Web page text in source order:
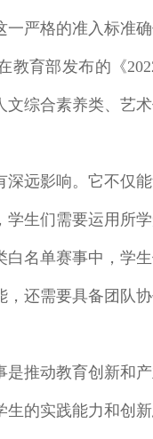
严格的准入标准
教育部发布的《
综合素养类、艺
远影响。它不仅
生们需要运用所
名单赛事中，学
还需要具备团队
推动教育创新和
的实践能力和创